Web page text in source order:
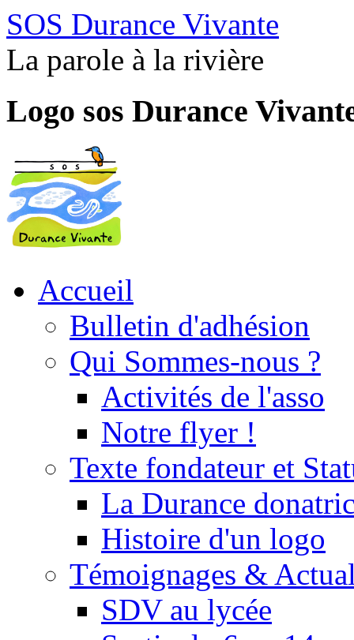
SOS Durance Vivante
La parole à la rivière
Logo sos Durance
Accueil
Bulletin d'adhésion
Qui Sommes-nous ?
Activités de l'asso
Notre flyer !
Texte fondateur et
La Durance
Histoire d'un logo
Témoignages &
SDV au lycée